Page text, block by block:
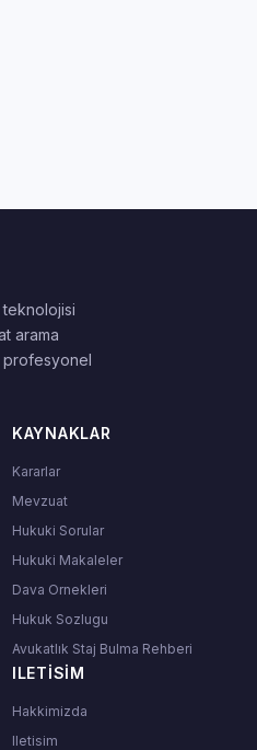
arama
profesyonel
KAYNAKLAR
Kararlar
Mevzuat
Hukuki Sorular
Hukuki Makaleler
Dava Ornekleri
Hukuk Sozlugu
Avukatlık Staj Bulma Rehberi
ILETISIM
Hakkimizda
Iletisim